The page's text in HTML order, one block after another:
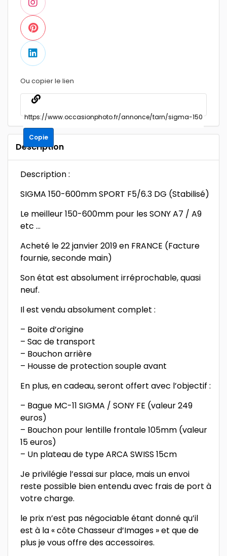
Ou copier le lien
Copie
Description
Description :
SIGMA 150-600mm SPORT F5/6.3 DG (Stabilisé)
Le meilleur 150-600mm pour les SONY A7 / A9
etc …
Acheté le 22 janvier 2019 en FRANCE (Facture
fournie, seconde main)
Son état est absolument irréprochable, quasi
neuf.
Il est vendu absolument complet :
– Boite d’origine
– Sac de transport
– Bouchon arrière
– Housse de protection souple avant
En plus, en cadeau, seront offert avec l’objectif :
– Bague MC-11 SIGMA / SONY FE (valeur 249
euros)
– Bouchon pour lentille frontale 105mm (valeur
15 euros)
– Un plateau de type ARCA SWISS 15cm
Je privilégie l’essai sur place, mais un envoi
reste possible bien entendu avec frais de port à
votre charge.
le prix n’est pas négociable étant donné qu’il
est à la « côte Chasseur d’Images » et que de
plus je vous offre des accessoires.